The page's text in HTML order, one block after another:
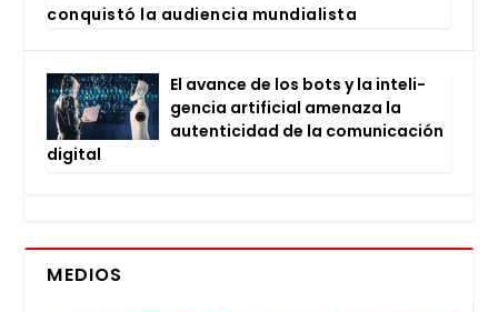
con­quis­tó la audien­cia mun­dia­lis­ta
El avan­ce de los bots y la inte­li­
gen­cia arti­fi­cial ame­na­za la
auten­ti­ci­dad de la comu­ni­ca­ción
digi­tal
MEDIOS